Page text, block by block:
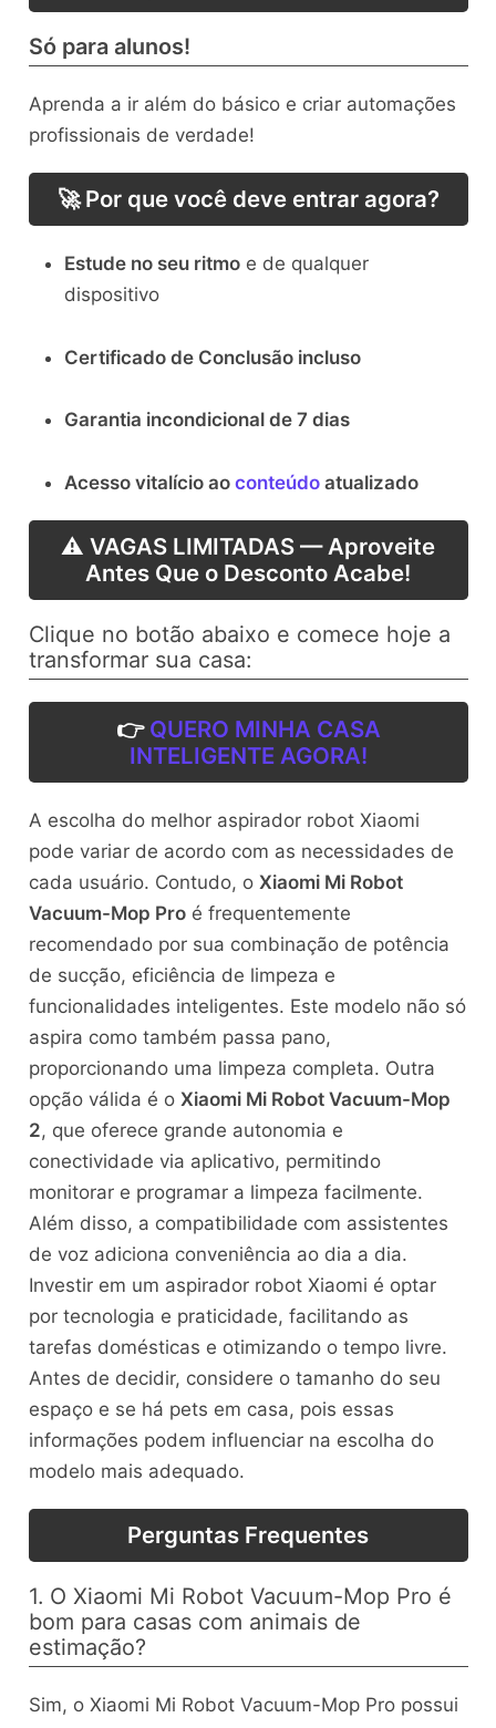
Só para alunos!
Aprenda a ir além do básico e criar automações
profissionais de verdade!
🚀 Por que você deve entrar agora?
Estude no seu ritmoe de qualquer
dispositivo
Certificado de Conclusão incluso
Garantia incondicional de 7 dias
Acesso vitalício ao conteúdoatualizado
⚠️ VAGAS LIMITADAS — Aproveite
Antes Que o Desconto Acabe!
Clique no botão abaixo e comece hoje a
transformar sua casa:
👉 QUERO MINHA CASA
INTELIGENTE AGORA!
A escolha do melhor aspirador robot Xiaomi
pode variar de acordo com as necessidades de
cada usuário. Contudo, o Xiaomi Mi Robot
Vacuum-Mop Proé frequentemente
recomendado por sua combinação de potência
de sucção, eficiência de limpeza e
funcionalidades inteligentes. Este modelo não só
aspira como também passa pano,
proporcionando uma limpeza completa. Outra
opção válida é o Xiaomi Mi Robot Vacuum-Mop
2, que oferece grande autonomia e
conectividade via aplicativo, permitindo
monitorar e programar a limpeza facilmente.
Além disso, a compatibilidade com assistentes
de voz adiciona conveniência ao dia a dia.
Investir em um aspirador robot Xiaomi é optar
por tecnologia e praticidade, facilitando as
tarefas domésticas e otimizando o tempo livre.
Antes de decidir, considere o tamanho do seu
espaço e se há pets em casa, pois essas
informações podem influenciar na escolha do
modelo mais adequado.
Perguntas Frequentes
1. O Xiaomi Mi Robot Vacuum-Mop Pro é
bom para casas com animais de
estimação?
Sim, o Xiaomi Mi Robot Vacuum-Mop Pro possui